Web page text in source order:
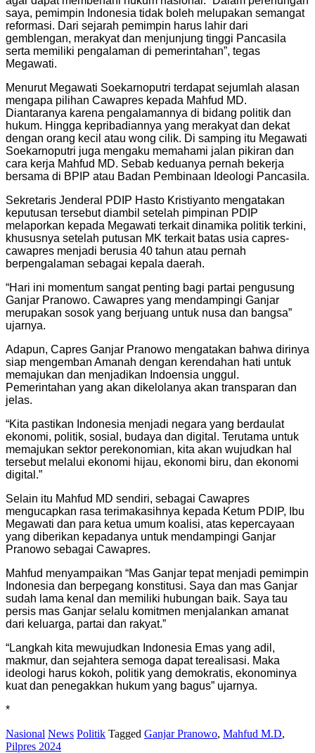
saya, pemimpin Indonesia tidak boleh melupakan semangat
reformasi. Dari sejarah pemimpin harus lahir dari
gemblengan, merakyat dan menjunjung tinggi Pancasila
serta memiliki pengalaman di pemerintahan”, tegas
Megawati.
Menurut Megawati Soekarnoputri terdapat sejumlah alasan
mengapa pilihan Cawapres kepada Mahfud MD.
Diantaranya karena pengalamannya di bidang politik dan
hukum. Hingga kepribadiannya yang merakyat dan dekat
dengan orang kecil atau wong cilik. Di samping itu Megawati
Soekarnoputri juga mengaku memahami jalan pikiran dan
cara kerja Mahfud MD. Sebab keduanya pernah bekerja
bersama di BPIP atau Badan Pembinaan Ideologi Pancasila.
Sekretaris Jenderal PDIP Hasto Kristiyanto mengatakan
keputusan tersebut diambil setelah pimpinan PDIP
melaporkan kepada Megawati terkait dinamika politik terkini,
khususnya setelah putusan MK terkait batas usia capres-
cawapres menjadi berusia 40 tahun atau pernah
berpengalaman sebagai kepala daerah.
“Hari ini momentum sangat penting bagi partai pengusung
Ganjar Pranowo. Cawapres yang mendampingi Ganjar
merupakan sosok yang berjuang untuk nusa dan bangsa”
ujarnya.
Adapun, Capres Ganjar Pranowo mengatakan bahwa dirinya
siap mengemban Amanah dengan kerendahan hati untuk
memajukan dan menjadikan Indoensia unggul.
Pemerintahan yang akan dikelolanya akan transparan dan
jelas.
“Kita pastikan Indonesia menjadi negara yang berdaulat
ekonomi, politik, sosial, budaya dan digital. Terutama untuk
memajukan sektor perekonomian, kita akan wujudkan hal
tersebut melalui ekonomi hijau, ekonomi biru, dan ekonomi
digital.”
Selain itu Mahfud MD sendiri, sebagai Cawapres
mengucapkan rasa terimakasihnya kepada Ketum PDIP, Ibu
Megawati dan para ketua umum koalisi, atas kepercayaan
yang diberikan kepadanya untuk mendampingi Ganjar
Pranowo sebagai Cawapres.
Mahfud menyampaikan “Mas Ganjar tepat menjadi pemimpin
Indonesia dan berpegang konstitusi. Saya dan mas Ganjar
sudah lama kenal dan memiliki hubungan baik. Saya tau
persis mas Ganjar selalu komitmen menjalankan amanat
dari keluarga, partai dan rakyat.”
“Langkah kita mewujudkan Indonesia Emas yang adil,
makmur, dan sejahtera semoga dapat terealisasi. Maka
ideologi harus kokoh, politik yang demokratis, ekonominya
kuat dan penegakkan hukum yang bagus” ujarnya.
*
Nasional News Politik Tagged Ganjar Pranowo, Mahfud M.D,
Pilpres 2024